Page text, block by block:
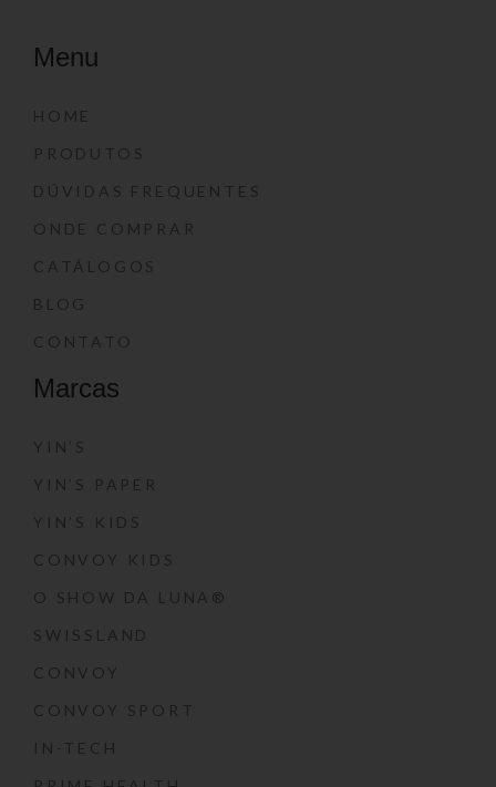
Menu
HOME
PRODUTOS
DÚVIDAS FREQUENTES
ONDE COMPRAR
CATÁLOGOS
BLOG
CONTATO
Marcas
YIN’S
YIN’S PAPER
YIN’S KIDS
CONVOY KIDS
O SHOW DA LUNA®
SWISSLAND
CONVOY
CONVOY SPORT
IN-TECH